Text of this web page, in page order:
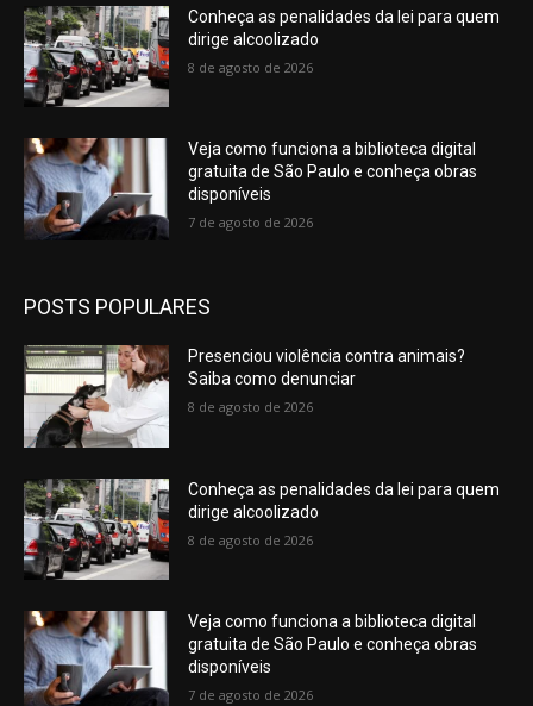
Conheça as penalidades da lei para quem
dirige alcoolizado
8 de agosto de 2026
Veja como funciona a biblioteca digital
gratuita de São Paulo e conheça obras
disponíveis
7 de agosto de 2026
POSTS POPULARES
Presenciou violência contra animais?
Saiba como denunciar
8 de agosto de 2026
Conheça as penalidades da lei para quem
dirige alcoolizado
8 de agosto de 2026
Veja como funciona a biblioteca digital
gratuita de São Paulo e conheça obras
disponíveis
7 de agosto de 2026